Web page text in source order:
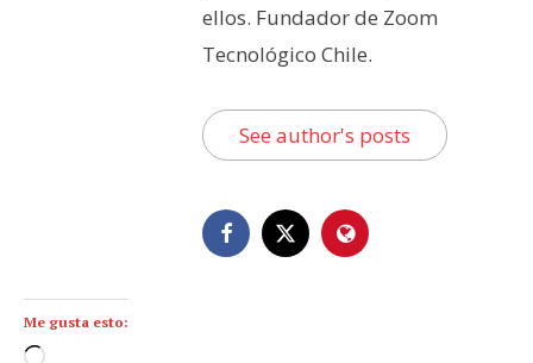
ellos. Fundador de Zoom
Tecnológico Chile.
See author's posts
Me gusta esto:
C